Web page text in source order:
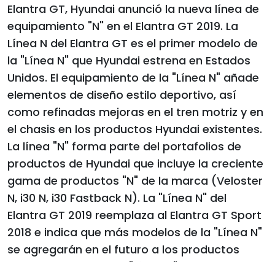
Elantra GT, Hyundai anunció la nueva línea de
equipamiento "N" en el Elantra GT 2019. La
Línea N del Elantra GT es el primer modelo de
la "Línea N" que Hyundai estrena en Estados
Unidos. El equipamiento de la "Línea N" añade
elementos de diseño estilo deportivo, así
como refinadas mejoras en el tren motriz y en
el chasis en los productos Hyundai existentes.
La línea "N" forma parte del portafolios de
productos de Hyundai que incluye la creciente
gama de productos "N" de la marca (Veloster
N, i30 N, i30 Fastback N). La "Línea N" del
Elantra GT 2019 reemplaza al Elantra GT Sport
2018 e indica que más modelos de la "Línea N"
se agregarán en el futuro a los productos